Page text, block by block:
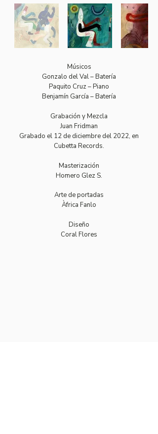
Músicos
Gonzalo del Val – Batería
Paquito Cruz – Piano
Benjamín García – Batería
Grabación y Mezcla
Juan Fridman
Grabado el 12 de diciembre del 2022, en
Cubetta Records.
Masterización
Homero Glez S.
Arte de portadas
Àfrica Fanlo
Diseño
Coral Flores